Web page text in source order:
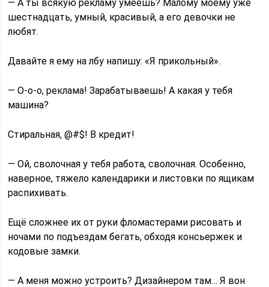
— А ты всякую рекламу умеешь? Малому моему уже
шестнадцать, умный, красивый, а его девочки не
любят.
Давайте я ему на лбу напишу: «Я прикольный».
— О-о-о, реклама! Зарабатываешь! А какая у тебя
машина?
Стиральная, @#$! В кредит!
— Ой, сволочная у тебя работа, сволочная. Особенно,
наверное, тяжело календарики и листовки по ящикам
распихивать.
Ещё сложнее их от руки фломастерами рисовать и
ночами по подъездам бегать, обходя консьержек и
кодовые замки.
— А меня можно устроить? Дизайнером там… Я вон